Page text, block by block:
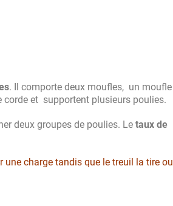
. Il comporte deux moufles, un moufle
corde et supportent plusieurs poulies.
deux groupes de poulies. Le taux de
une charge tandis que le treuil la tire